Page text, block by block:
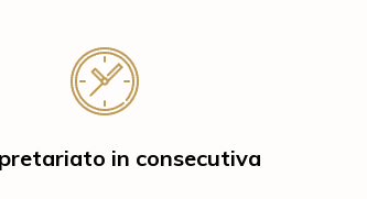
in consecutiva